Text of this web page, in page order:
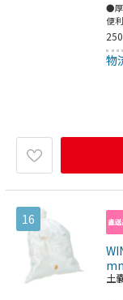
●厚
便
物
16
土